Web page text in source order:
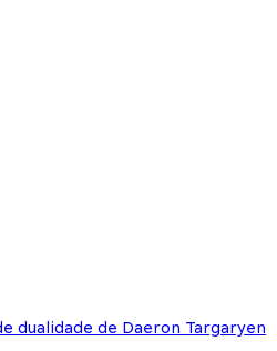
dualidade de Daeron Targaryen